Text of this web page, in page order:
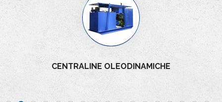
CENTRALINE OLEODINAMICHE